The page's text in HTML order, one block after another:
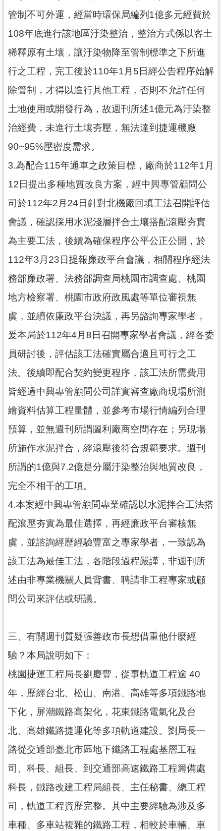
管制不可外運，經當時環保局編列1億多元經費於
108年底進行該地區汙染整治，整治方式係以客土
稀釋原有土壤，讓汙染物降至管制標準之下所進
行之工程，完工後於110年1月5日經公告程序始解
除管制，才得以進行其他工程，否則不允許任何
土地使用或開發行為，故週刊所述1億元為汙染整
治經費，未進行土壤夯壓，無法達到捷運機廠
90~95%壓密度需求。
3.為配合115年通車之政策目標，廠商於112年1月
12日提出多種地質改良方案，經中興專管顧問公
司於112年2月24日針對北機廠回填工法召開評估
會議，確認採用水泥淺層拌合土壤搭配滾壓夯實
為主要工法，後續為確保程序公平公正公開，於
112年3月23日提報廉政平台會議，相關程序經法
務部廉政署、法務部調查局桃園市調查處、桃園
地方檢察署、桃園市政府政風處等單位審視無
虞，並續依廉政平台決議，再另諮詢專家學者，
爰本局於112年4月8日召開專家學者會議，經各委
員研討後，評估該工法確實屬合適且可行之工
法。後續即配合契約變更程序，該工法所需費用
皆經過中興專管顧問公司詳實審查廠商現場所測
繪資料估算工程量體，並參考市場行情編列合理
預算，並無週刊所謂圖利廠商空間存在；另現場
所施作水泥拌合，經滾壓後符合規範要求。週刊
所謂的1億與7.2億是分屬汙染整治與地質改良，
完全不相干的工項。
4.本案經中興專管顧問專業確認以水泥拌合工法搭
配滾壓夯實為最佳選擇，再經廉政平台審核無
虞，並諮詢經歷經驗豐富之專家學者，一致認為
該工法為最佳工法，各階段過程嚴謹，非週刊所
述由非專業機關人員背書、聘請非工程專家或顧
問公司來評估或研議。
三、有關週刊質疑張善政市長想借重他什麼經
驗？本局說明如下：
桃園捷運工程局長劉慶豐，從事軌道工程逾 40
年，歷經台北、松山、南港、高雄等多項鐵路地
下化，屏潮鐵路高架化，花東鐵路電氣化及台
北、高雄鐵路捷運化等多項軌道建設。劉局長一
路從交通部臺北市區地下鐵路工程處基層工程
司、科長、組長、到交通部高速鐵路工程籌備處
科長，鐵路改建工程局組長、主任秘書、總工程
司，軌道工程資歷完整。其中主要經驗為涉及多
車種、多車站複雜的鐵路工程，相較於車輛、車